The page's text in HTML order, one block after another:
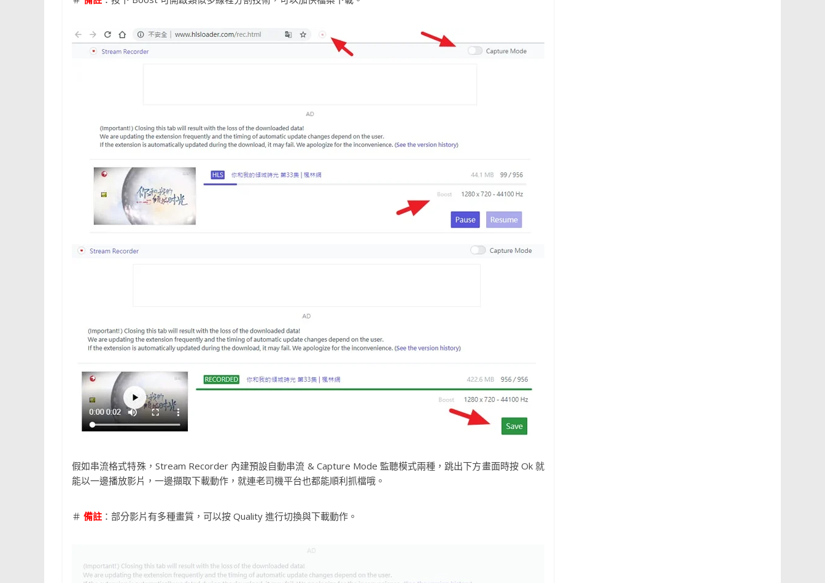
假如串流格式特殊，Stream Recorder 內建預設自動串流 & Capture Mode 監聽模式兩種，跳出下方畫面時按 Ok 就
能以一邊播放影片，一邊擷取下載動作，就連老司機平台也都能順利抓檔哦。
＃ 備註 ：部分影片有多種畫質，可以按 Quality 進行切換與下載動作。